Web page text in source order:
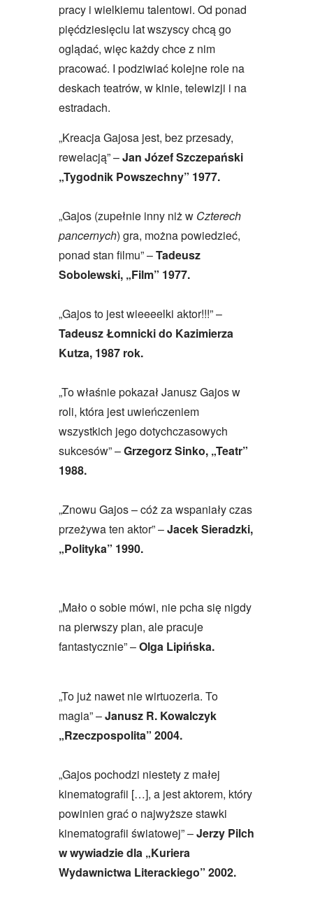
pracy i wielkiemu talentowi. Od ponad
pięćdziesięciu lat wszyscy chcą go
oglądać, więc każdy chce z nim
pracować. I podziwiać kolejne role na
deskach teatrów, w kinie, telewizji i na
estradach.
„Kreacja Gajosa jest, bez przesady,
rewelacją” –Jan Józef Szczepański
„Tygodnik Powszechny” 1977.
„Gajos (zupełnie inny niż w Czterech
pancernych) gra, można powiedzieć,
ponad stan filmu” –Tadeusz
Sobolewski, „Film” 1977.
„Gajos to jest wieeeelki aktor!!!” –
Tadeusz Łomnicki do Kazimierza
Kutza, 1987 rok.
„To właśnie pokazał Janusz Gajos w
roli, która jest uwieńczeniem
wszystkich jego dotychczasowych
sukcesów” –Grzegorz Sinko, „Teatr”
1988.
„Znowu Gajos – cóż za wspaniały czas
przeżywa ten aktor” –Jacek Sieradzki,
„Polityka” 1990.
„Mało o sobie mówi, nie pcha się nigdy
na pierwszy plan, ale pracuje
fantastycznie” –Olga Lipińska.
„To już nawet nie wirtuozeria. To
magia” –Janusz R. Kowalczyk
„Rzeczpospolita” 2004.
„Gajos pochodzi niestety z małej
kinematografii […], a jest aktorem, który
powinien grać o najwyższe stawki
kinematografii światowej” –Jerzy Pilch
w wywiadzie dla „Kuriera
Wydawnictwa Literackiego” 2002.